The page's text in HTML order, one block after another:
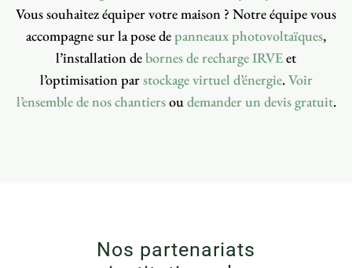
Vous souhaitez équiper votre maison ? Notre équipe vous
accompagne sur la pose depanneaux photovoltaïques,
l’installation debornes de recharge IRVEet
l’optimisation parstockage virtuel d’énergie.Voir
l’ensemble de nos chantiersoudemander un devis gratuit.
Nos partenariats